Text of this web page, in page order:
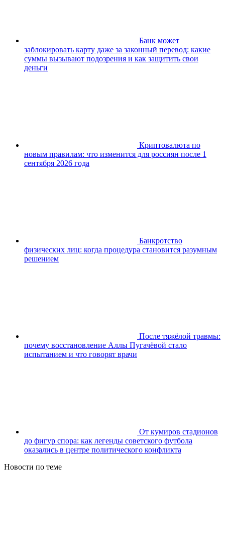
Банк может
заблокировать карту даже за законный перевод: какие
суммы вызывают подозрения и как защитить свои
деньги
Криптовалюта по
новым правилам: что изменится для россиян после 1
сентября 2026 года
Банкротство
физических лиц: когда процедура становится разумным
решением
После тяжёлой травмы:
почему восстановление Аллы Пугачёвой стало
испытанием и что говорят врачи
От кумиров стадионов
до фигур спора: как легенды советского футбола
оказались в центре политического конфликта
Новости по теме